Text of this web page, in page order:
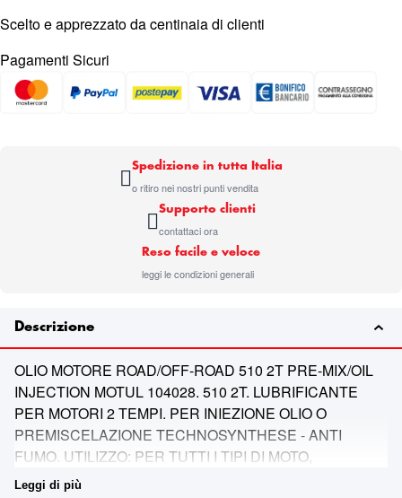
Scelto e apprezzato da centinaia di clienti
Pagamenti Sicuri
Spedizione in tutta Italia
o ritiro nei nostri punti vendita
Supporto clienti
contattaci ora
Reso facile e veloce
leggi le condizioni generali
Descrizione
OLIO MOTORE ROAD/OFF-ROAD 510 2T PRE-MIX/OIL
INJECTION MOTUL 104028. 510 2T. LUBRIFICANTE
PER MOTORI 2 TEMPI. PER INIEZIONE OLIO O
PREMISCELAZIONE TECHNOSYNTHESE - ANTI
FUMO. UTILIZZO: PER TUTTI I TIPI DI MOTO,
SPORTIVA, FUORI STRADA, ENDURO, QUAD E
Leggi di più